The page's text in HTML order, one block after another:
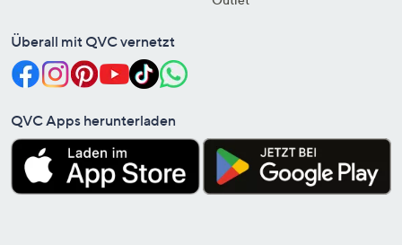
Überall mit QVC vernetzt
QVC Apps herunterladen